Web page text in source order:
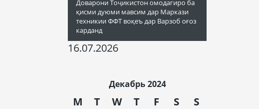
Доварони Тоҷикистон омодагиро ба
қисми дуюми мавсим дар Маркази
техникии ФФТ воқеъ дар Варзоб оғоз
карданд
16.07.2026
Декабрь 2024
M T W T F S S